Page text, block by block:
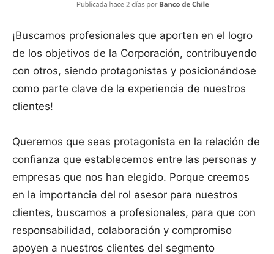
¡Buscamos profesionales que aporten en el logro
de los objetivos de la Corporación, contribuyendo
con otros, siendo protagonistas y posicionándose
como parte clave de la experiencia de nuestros
clientes!
Queremos que seas protagonista en la relación de
confianza que establecemos entre las personas y
empresas que nos han elegido. Porque creemos
en la importancia del rol asesor para nuestros
clientes, buscamos a profesionales, para que con
responsabilidad, colaboración y compromiso
apoyen a nuestros clientes del segmento